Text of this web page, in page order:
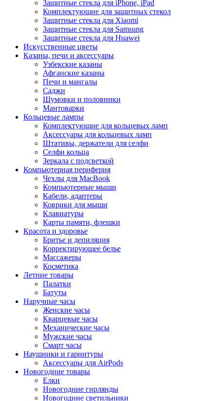
Защитные стекла для iPhone, iPad
Комплектующие для защитных стекол
Защитные стекла для Xiaomi
Защитные стекла для Samsung
Защитные стекла для Huawei
Искусственные цветы
Казаны, печи и аксессуары
Узбекские казаны
Афганские казаны
Печи и мангалы
Саджи
Шумовки и половники
Мантоварки
Кольцевые лампы
Комплектующие для кольцевых ламп
Аксессуары для кольцевых ламп
Штативы, держатели для селфи
Селфи кольца
Зеркала с подсветкой
Компьютерная периферия
Чехлы для MacBook
Компьютерные мыши
Кабели, адаптеры
Коврики для мыши
Клавиатуры
Карты памяти, флешки
Красота и здоровье
Бритье и депиляция
Корректирующее белье
Массажеры
Косметика
Летние товары
Палатки
Батуты
Наручные часы
Женские часы
Кварцевые часы
Механические часы
Мужские часы
Смарт часы
Наушники и гарнитуры
Аксессуары для AirPods
Новогодние товары
Елки
Новогодние гирлянды
Новогодние светильники